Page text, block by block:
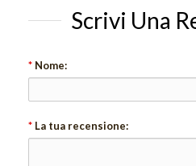
Scrivi Una
* Nome:
* La tua recensione: